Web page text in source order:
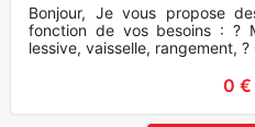
Bonjour, Je vous propose
fonction de vos besoins : ?
lessive, vaisselle, rangement,
0 €